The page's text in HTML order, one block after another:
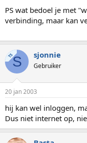
PS wat bedoel je met
verbinding, maar kan
TSS sjonnie
Gebruiker
20 jan 2003
hij kan wel inloggen,
Dus niet internet op,